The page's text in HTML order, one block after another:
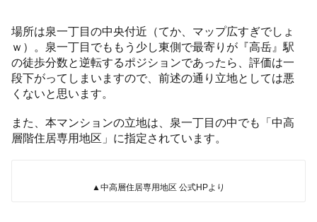
場所は泉一丁目の中央付近（てか、マップ広すぎでしょ
ｗ）。泉一丁目でももう少し東側で最寄りが『高岳』駅
の徒歩分数と逆転するポジションであったら、評価は一
段下がってしまいますので、前述の通り立地としては悪
くないと思います。
また、本マンションの立地は、泉一丁目の中でも「中高
層階住居専用地区」に指定されています。
▲中高層住居専用地区 公式HPより